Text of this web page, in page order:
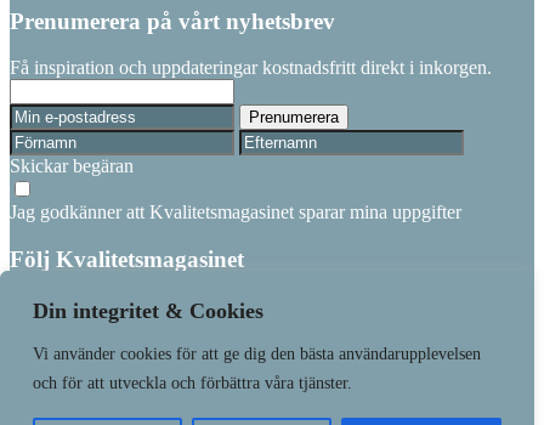
Din integritet & Cookies
Vi använder cookies för att ge dig den bästa användarupplevelsen
och för att utveckla och förbättra våra tjänster.
Prenumerera på vårt nyhetsbrev
Få inspiration och uppdateringar kostnadsfritt direkt i inkorgen.
Skickar begäran
Jag godkänner att Kvalitetsmagasinet sparar mina uppgifter
Följ Kvalitetsmagasinet
Linkedin
Prenumerera